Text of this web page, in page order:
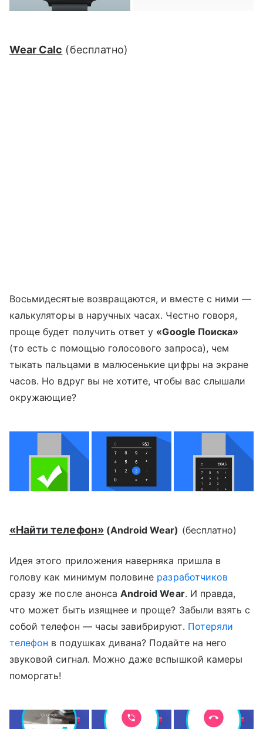
Wear Calc (бесплатно)
Восьмидесятые возвращаются, и вместе с ними —
калькуляторы в наручных часах. Честно говоря,
проще будет получить ответ у «Google Поиска»
(то есть с помощью голосового запроса), чем
тыкать пальцами в малюсенькие цифры на экране
часов. Но вдруг вы не хотите, чтобы вас слышали
окружающие?
«Найти телефон» (Android Wear) (бесплатно)
Идея этого приложения наверняка пришла в
голову как минимум половине разработчиков
сразу же после анонсаAndroid Wear. И правда,
что может быть изящнее и проще? Забыли взять с
собой телефон — часы завибрируют. Потеряли
телефон в подушках дивана? Подайте на него
звуковой сигнал. Можно даже вспышкой камеры
поморгать!